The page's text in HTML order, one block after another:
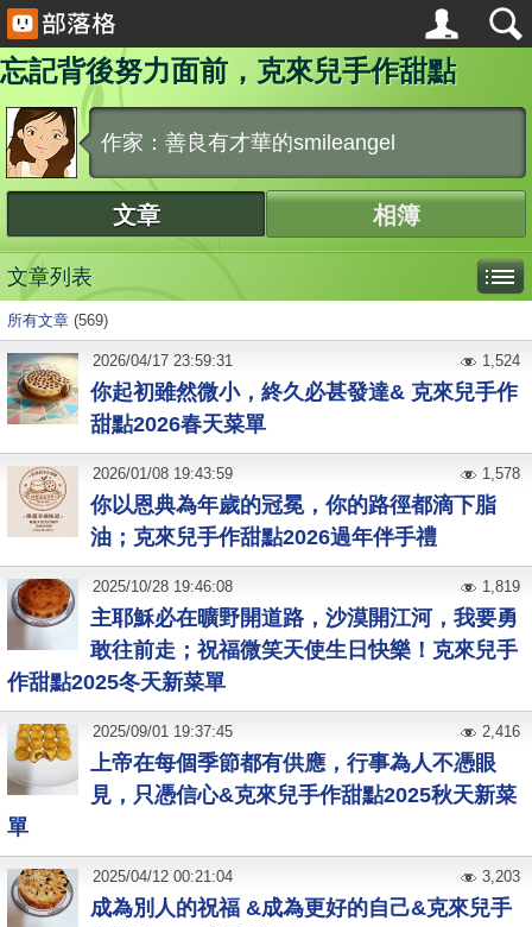
忘記背後努力面前，克來兒手作甜點
作家：善良有才華的smileangel
文章 相簿
文章列表
所有文章 (569)
你起初雖然微小，終久必甚發達& 克來兒手作
甜點2026春天菜單
2026/04/17 23:59:31 1,524
你以恩典為年歲的冠冕，你的路徑都滴下脂
油；克來兒手作甜點2026過年伴手禮
2026/01/08 19:43:59 1,578
主耶穌必在曠野開道路，沙漠開江河，我要勇
敢往前走；祝福微笑天使生日快樂！克來兒手
作甜點2025冬天新菜單
2025/10/28 19:46:08 1,819
上帝在每個季節都有供應，行事為人不憑眼
見，只憑信心&克來兒手作甜點2025秋天新菜
單
2025/09/01 19:37:45 2,416
成為別人的祝福 &成為更好的自己&克來兒手
2025/04/12 00:21:04 3,203